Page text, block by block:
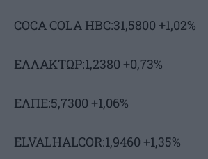
COCA COLA HBC:31,5800 +1,02%
ΕΛΛΑΚΤΩΡ:1,2380 +0,73%
ΕΛΠΕ:5,7300 +1,06%
ELVALHALCOR:1,9460 +1,35%